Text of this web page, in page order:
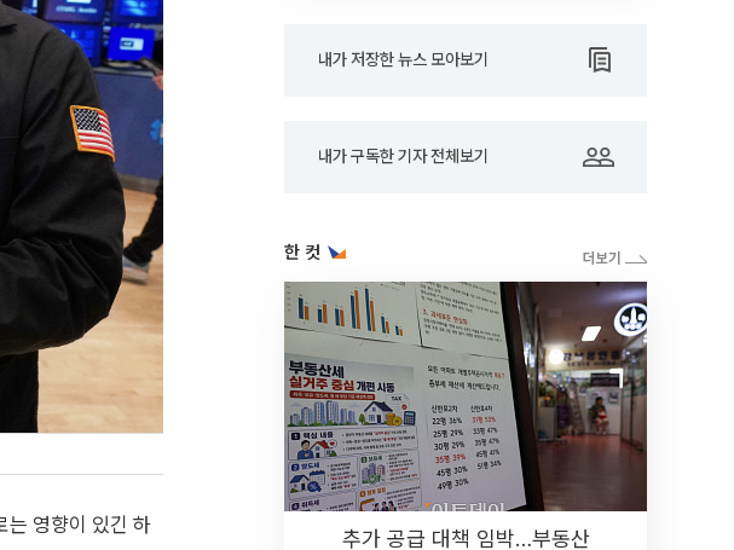
는 영향이 있긴 하
내가 저장한 뉴스 모아보기
내가 구독한 기자 전체보기
한 컷
추가 공급 대책 임박…부동산